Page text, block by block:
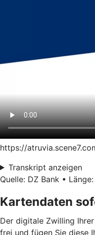
https://
Transkript anzeigen
Quelle: DZ Bank •
Kartendaten
Der digitale Zwilling
frei und fügen Sie diese